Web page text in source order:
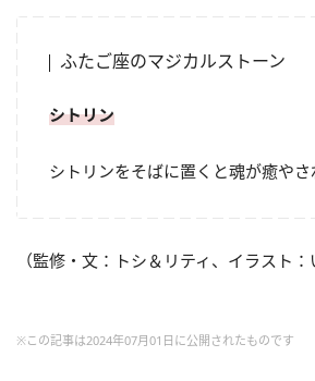
ふたご座のマジカルストーン
シトリン
シトリンをそばに置くと魂が癒や
（監修・文：トシ＆リティ、イラスト：
※この記事は2024年07月01日に公開されたものです